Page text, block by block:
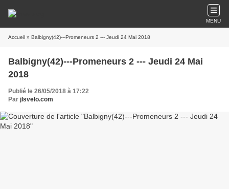
MENU
Accueil » Balbigny(42)---Promeneurs 2 --- Jeudi 24 Mai 2018
Balbigny(42)---Promeneurs 2 --- Jeudi 24 Mai
2018
Publié le 26/05/2018 à 17:22
Par jlsvelo.com